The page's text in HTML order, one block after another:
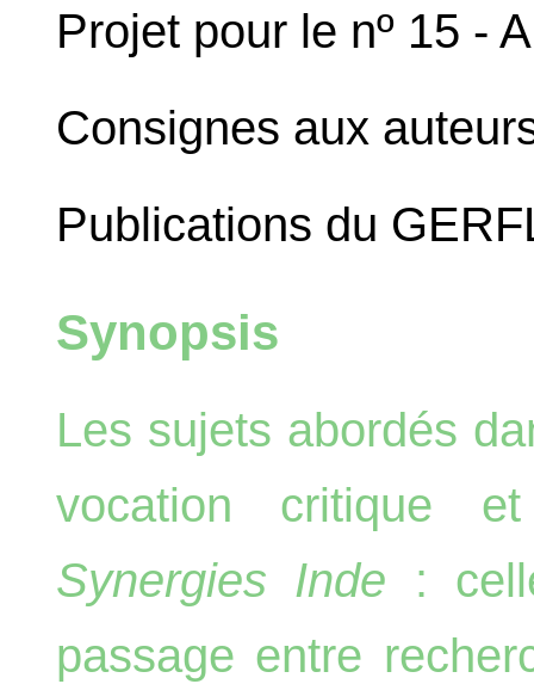
Projet pour le nº 15 -
Consignes aux
Publications du
Synopsis
Les sujets abordés
vocation critique
Synergies Inde :
passage entre